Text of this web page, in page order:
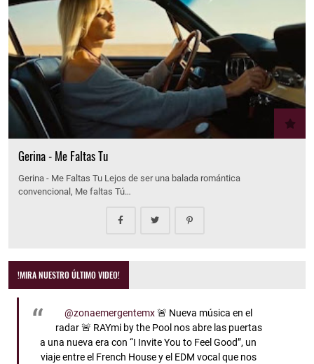
Gerina - Me Faltas Tu
Gerina - Me Faltas Tu Lejos de ser una balada romántica
convencional, Me faltas Tú…
!MIRA NUESTRO ÚLTIMO VIDEO!
@zonaemergentemx🚨 Nueva música en el
radar 🚨 RAYmi by the Pool nos abre las puertas
a una nueva era con “I Invite You to Feel Good”, un
viaje entre el French House y el EDM vocal que nos